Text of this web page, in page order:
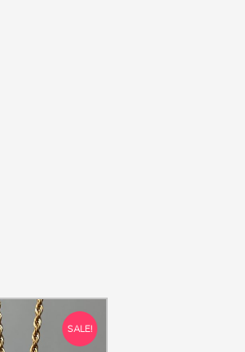
SALE!